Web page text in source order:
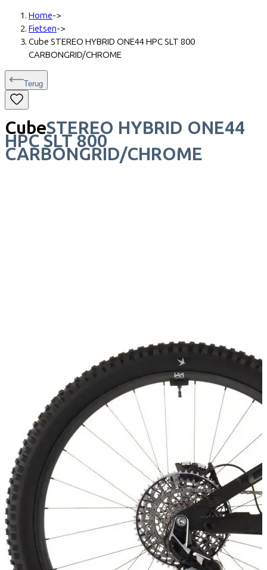
Home->
Fietsen->
Cube STEREO HYBRID ONE44 HPC SLT 800
CARBONGRID/CHROME
Terug
CubeSTEREO HYBRID ONE44
HPC SLT 800
CARBONGRID/CHROME